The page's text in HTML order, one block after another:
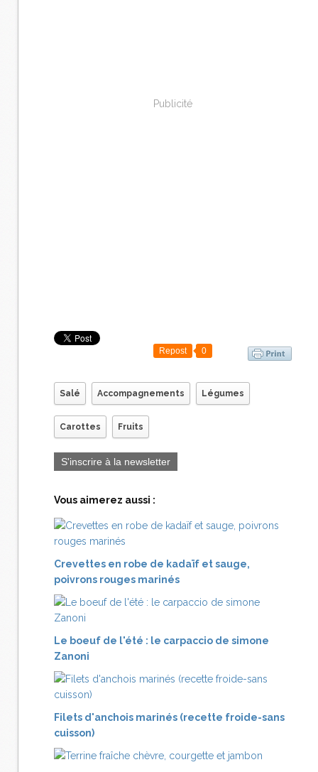
Publicité
Repost 0
Salé Accompagnements Légumes
Carottes Fruits
S'inscrire à la newsletter
Vous aimerez aussi :
Crevettes en robe de kadaïf et sauge,
poivrons rouges marinés
Le boeuf de l'été : le carpaccio de simone
Zanoni
Filets d'anchois marinés (recette froide-sans
cuisson)